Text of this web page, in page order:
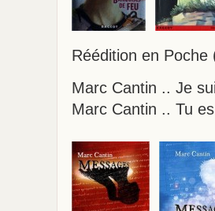
Réédition en
Marc Cantin .. Je
Marc Cantin .. Tu